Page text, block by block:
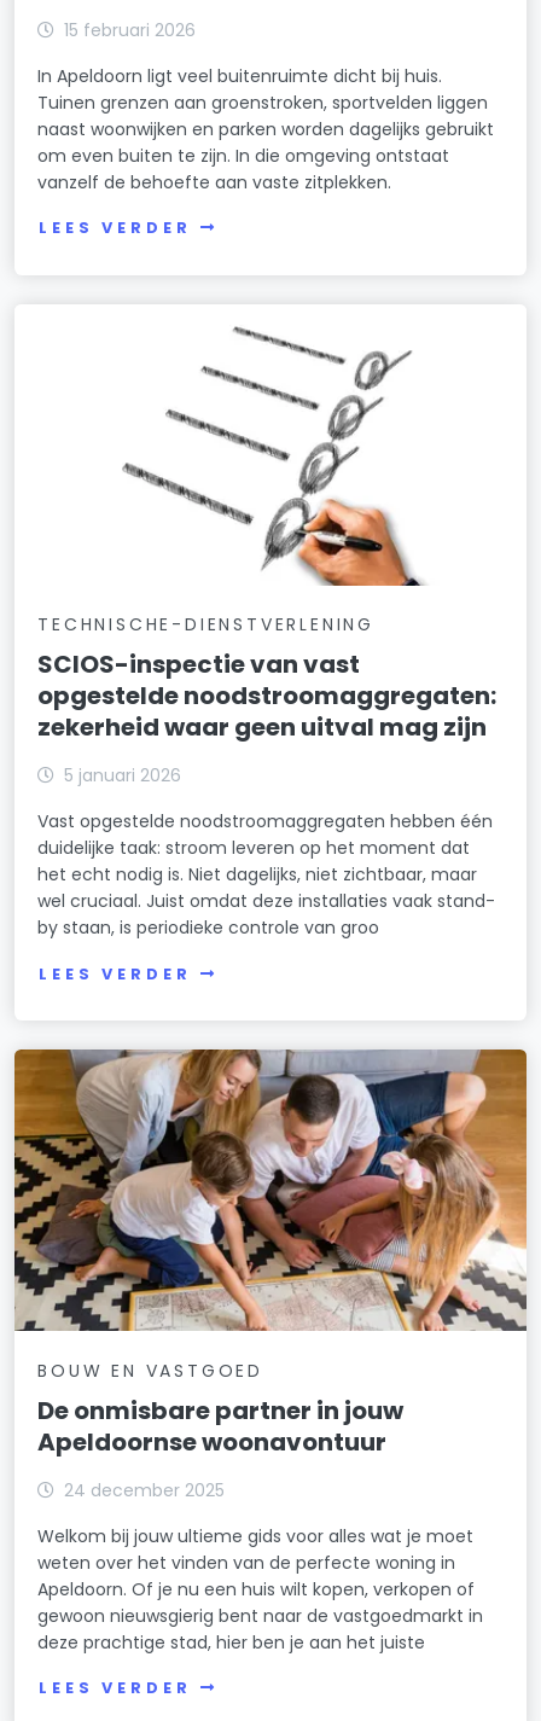
15 februari 2026
In Apeldoorn ligt veel buitenruimte dicht bij huis.
Tuinen grenzen aan groenstroken, sportvelden liggen
naast woonwijken en parken worden dagelijks gebruikt
om even buiten te zijn. In die omgeving ontstaat
vanzelf de behoefte aan vaste zitplekken.
LEES VERDER
TECHNISCHE-DIENSTVERLENING
SCIOS-inspectie van vast
opgestelde noodstroomaggregaten:
zekerheid waar geen uitval mag zijn
5 januari 2026
Vast opgestelde noodstroomaggregaten hebben één
duidelijke taak: stroom leveren op het moment dat
het echt nodig is. Niet dagelijks, niet zichtbaar, maar
wel cruciaal. Juist omdat deze installaties vaak stand-
by staan, is periodieke controle van groo
LEES VERDER
BOUW EN VASTGOED
De onmisbare partner in jouw
Apeldoornse woonavontuur
24 december 2025
Welkom bij jouw ultieme gids voor alles wat je moet
weten over het vinden van de perfecte woning in
Apeldoorn. Of je nu een huis wilt kopen, verkopen of
gewoon nieuwsgierig bent naar de vastgoedmarkt in
deze prachtige stad, hier ben je aan het juiste
LEES VERDER